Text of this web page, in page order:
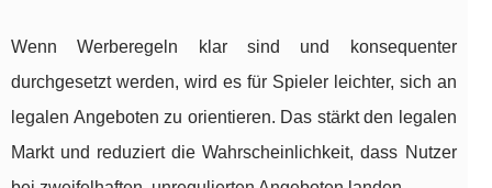
Wenn Werberegeln klar sind und konsequenter
durchgesetzt werden, wird es für Spieler leichter, sich an
legalen Angeboten zu orientieren. Das stärkt den legalen
Markt und reduziert die Wahrscheinlichkeit, dass Nutzer